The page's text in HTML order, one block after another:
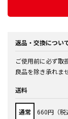
返品・交換につい
ご使用前に必ず取
良品を除き承れま
送料
通常 660円（税